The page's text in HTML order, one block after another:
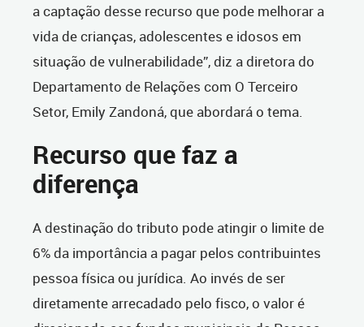
a captação desse recurso que pode melhorar a
vida de crianças, adolescentes e idosos em
situação de vulnerabilidade”, diz a diretora do
Departamento de Relações com O Terceiro
Setor, Emily Zandoná, que abordará o tema.
Recurso que faz a
diferença
A destinação do tributo pode atingir o limite de
6% da importância a pagar pelos contribuintes
pessoa física ou jurídica. Ao invés de ser
diretamente arrecadado pelo fisco, o valor é